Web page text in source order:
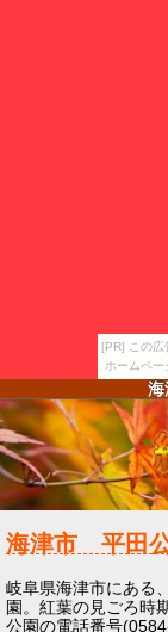
[PR] この広
ホームペー
海津市 平田
岐阜県海津市にあ
園。紅葉の見ごろ時
公園の電話番号